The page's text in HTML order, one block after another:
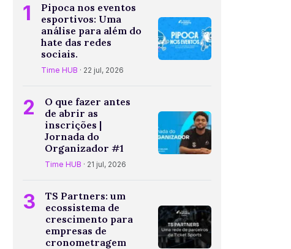
1
Pipoca nos eventos
esportivos: Uma
análise para além do
hate das redes
sociais.
Time HUB · 22 jul, 2026
2
O que fazer antes
de abrir as
inscrições |
Jornada do
Organizador #1
Time HUB · 21 jul, 2026
3
TS Partners: um
ecossistema de
crescimento para
empresas de
cronometragem